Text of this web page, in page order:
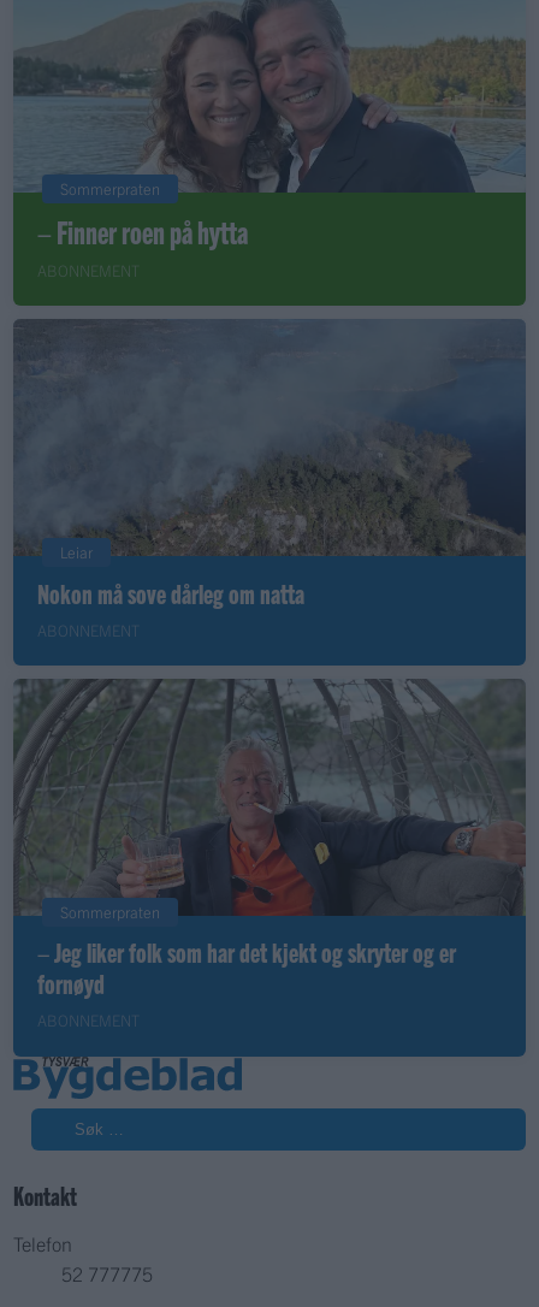
Sommerpraten
– Finner roen på hytta
ABONNEMENT
Leiar
Nokon må sove dårleg om natta
ABONNEMENT
Sommerpraten
– Jeg liker folk som har det kjekt og skryter og er
fornøyd
ABONNEMENT
Kontakt
Telefon
52 777775